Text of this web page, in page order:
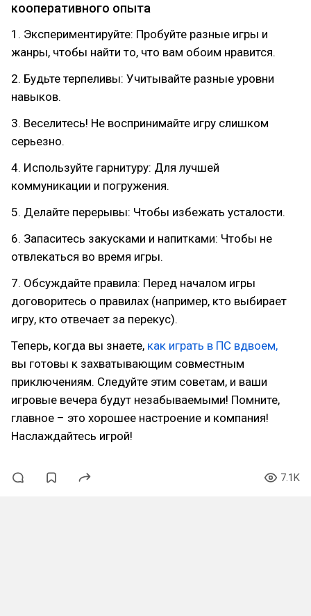
кооперативного опыта
1. Экспериментируйте: Пробуйте разные игры и
жанры, чтобы найти то, что вам обоим нравится.
2. Будьте терпеливы: Учитывайте разные уровни
навыков.
3. Веселитесь! Не воспринимайте игру слишком
серьезно.
4. Используйте гарнитуру: Для лучшей
коммуникации и погружения.
5. Делайте перерывы: Чтобы избежать усталости.
6. Запаситесь закусками и напитками: Чтобы не
отвлекаться во время игры.
7. Обсуждайте правила: Перед началом игры
договоритесь о правилах (например, кто выбирает
игру, кто отвечает за перекус).
Теперь, когда вы знаете, как играть в ПС вдвоем,
вы готовы к захватывающим совместным
приключениям. Следуйте этим советам, и ваши
игровые вечера будут незабываемыми! Помните,
главное – это хорошее настроение и компания!
Наслаждайтесь игрой!
7.1K